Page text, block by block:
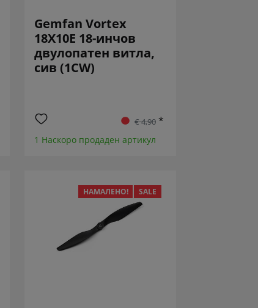
Gemfan Vortex
18X10E 18-инчов
двулопатен витла,
сив (1CW)
€ 4,90*
1 Наскоро продаден артикул
НАМАЛЕНО! SALE